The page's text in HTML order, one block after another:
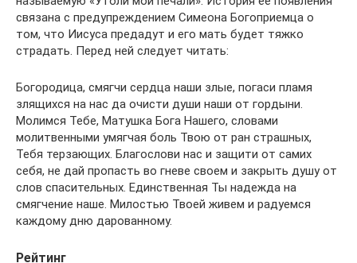
связана с предупреждением Симеона Богоприемца о
том, что Иисуса предадут и его мать будет тяжко
страдать. Перед ней следует читать:
Богородица, смягчи сердца наши злые, погаси пламя
злящихся на нас да очисти души наши от гордыни.
Молимся Тебе, Матушка Бога Нашего, словами
молитвенными умягчая боль Твою от ран страшных,
Тебя терзающих. Благослови нас и защити от самих
себя, не дай пропасть во гневе своем и закрыть душу от
слов спасительных. Единственная Ты надежда на
смягчение наше. Милостью Твоей живем и радуемся
каждому дню дарованному.
Рейтинг